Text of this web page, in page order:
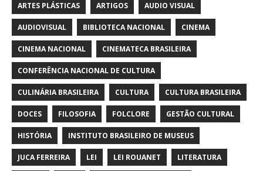
ARTES PLÁSTICAS ARTIGOS AUDIO VISUAL
AUDIOVISUAL BIBLIOTECA NACIONAL CINEMA
CINEMA NACIONAL CINEMATECA BRASILEIRA
CONFERÊNCIA NACIONAL DE CULTURA
CULINÁRIA BRASILEIRA CULTURA CULTURA BRASILEIRA
DOCES FILOSOFIA FOLCLORE GESTÃO CULTURAL
HISTÓRIA INSTITUTO BRASILEIRO DE MUSEUS
JUCA FERREIRA LEI LEI ROUANET LITERATURA